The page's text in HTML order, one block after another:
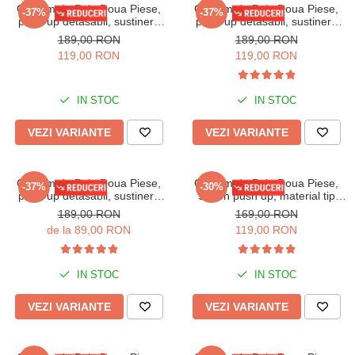
-37%
Costum de Baie Doua Piese,
push-up detasabil, sustinere
metalica sutien lm078 roz
189,00 RON
119,00 RON
IN STOC
VEZI VARIANTE
-37%
Costum de Baie Doua Piese,
push-up detasabil, sustinere
metalica sutien lm078 negru
189,00 RON
119,00 RON
IN STOC
VEZI VARIANTE
-37%
Costum de Baie Doua Piese,
push-up detasabil, sustinere
metalica sutien lm078 verde
189,00 RON
de la 89,00 RON
IN STOC
VEZI VARIANTE
-30%
Costum de Baie Doua Piese,
Sutien push up, material tip
raiat, lm043 mov
169,00 RON
119,00 RON
IN STOC
VEZI VARIANTE